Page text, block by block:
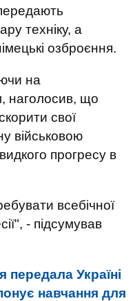
техніку, а
озброєння.
на
наголосив, що
свої
військовою
прогресу в
всебічної
- підсумував
передала Україні
навчання для